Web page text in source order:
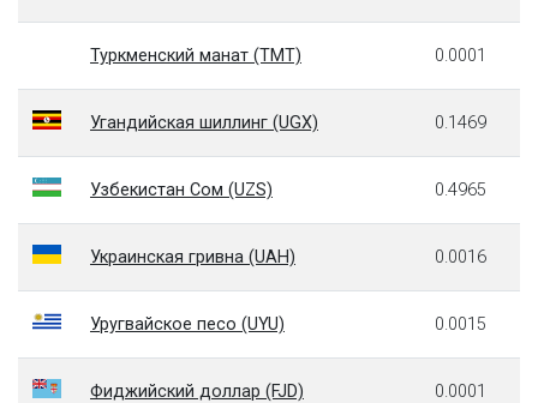
Туркменский манат (TMT) 0.0001
Угандийская шиллинг (UGX) 0.1469
Узбекистан Сом (UZS) 0.4965
Украинская гривна (UAH) 0.0016
Уругвайское песо (UYU) 0.0015
Фиджийский доллар (FJD) 0.0001